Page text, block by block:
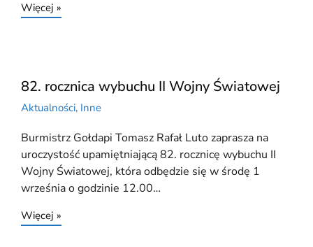
Więcej »
82. rocznica wybuchu II Wojny Światowej
Aktualności, Inne
Burmistrz Gołdapi Tomasz Rafał Luto zaprasza na
uroczystość upamiętniającą 82. rocznicę wybuchu II
Wojny Światowej, która odbędzie się w środę 1
września o godzinie 12.00…
Więcej »